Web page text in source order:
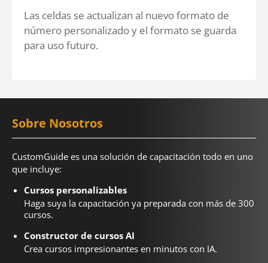
Las celdas se actualizan al nuevo formato de
número personalizado y el formato se guarda
para uso futuro.
Sobre Nosotros
CustomGuide es una solución de capacitación todo en uno
que incluye:
Cursos personalizables
Haga suya la capacitación ya preparada con más de 300
cursos.
Constructor de cursos AI
Crea cursos impresionantes en minutos con IA.